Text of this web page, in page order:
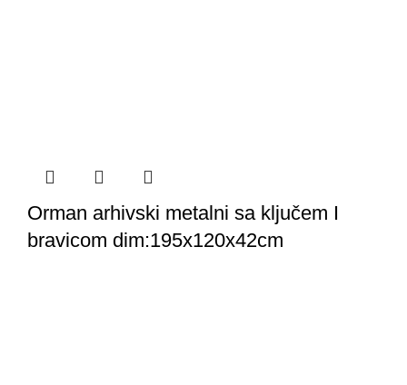
Orman arhivski metalni sa ključem I
bravicom dim:195x120x42cm